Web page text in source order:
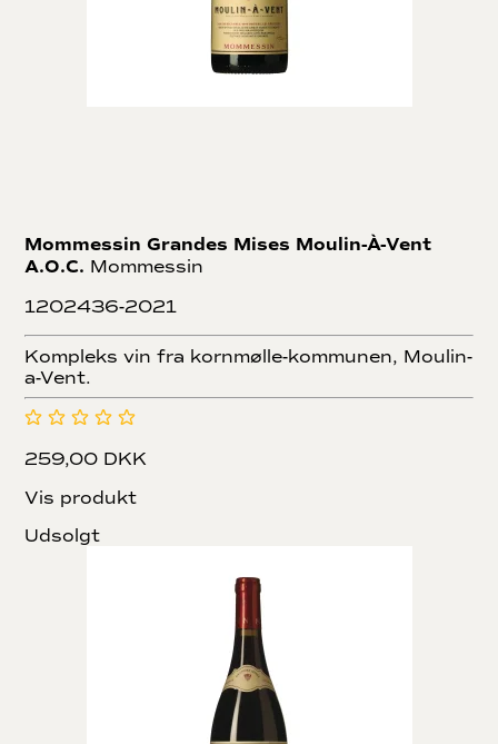
Mommessin Grandes Mises Moulin-À-Vent
A.O.C. Mommessin
1202436-2021
Kompleks vin fra kornmølle-kommunen, Moulin-
a-Vent.
259,00 DKK
Vis produkt
Udsolgt